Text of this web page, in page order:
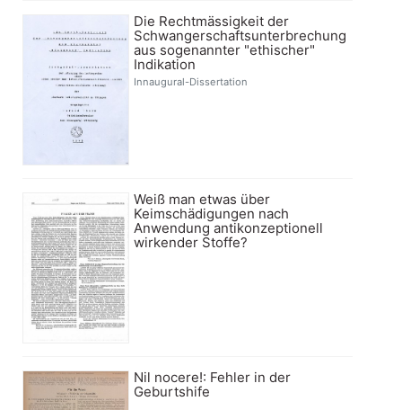
Die Rechtmässigkeit der
Schwangerschaftsunterbrechung
aus sogenannter "ethischer"
Indikation
Innaugural-Dissertation
Weiß man etwas über
Keimschädigungen nach
Anwendung antikonzeptionell
wirkender Stoffe?
Nil nocere!: Fehler in der
Geburtshife